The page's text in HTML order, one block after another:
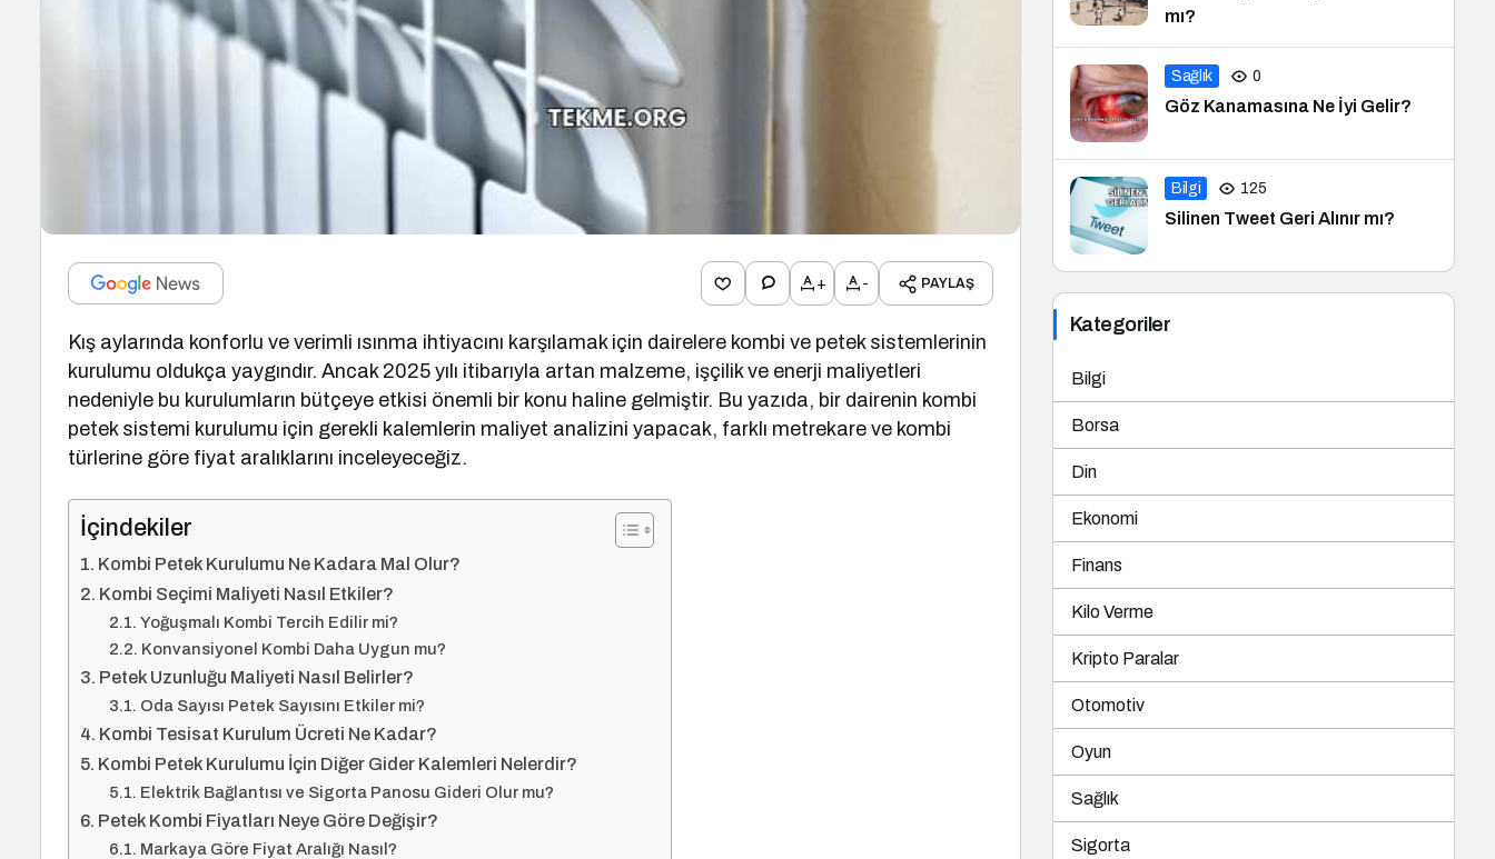
+ - PAYLAŞ
Kış aylarında konforlu ve verimli ısınma ihtiyacını karşılamak için dairelere kombi ve petek sistemlerinin
kurulumu oldukça yaygındır. Ancak 2025 yılı itibarıyla artan malzeme, işçilik ve enerji maliyetleri
nedeniyle bu kurulumların bütçeye etkisi önemli bir konu haline gelmiştir. Bu yazıda, bir dairenin kombi
petek sistemi kurulumu için gerekli kalemlerin maliyet analizini yapacak, farklı metrekare ve kombi
türlerine göre fiyat aralıklarını inceleyeceğiz.
İçindekiler
Kombi Petek Kurulumu Ne Kadara Mal Olur?
Kombi Seçimi Maliyeti Nasıl Etkiler?
Yoğuşmalı Kombi Tercih Edilir mi?
Konvansiyonel Kombi Daha Uygun mu?
Petek Uzunluğu Maliyeti Nasıl Belirler?
Oda Sayısı Petek Sayısını Etkiler mi?
Kombi Tesisat Kurulum Ücreti Ne Kadar?
Kombi Petek Kurulumu İçin Diğer Gider Kalemleri Nelerdir?
Elektrik Bağlantısı ve Sigorta Panosu Gideri Olur mu?
Petek Kombi Fiyatları Neye Göre Değişir?
Markaya Göre Fiyat Aralığı Nasıl?
mı?
Sağlık 0
Göz Kanamasına Ne İyi Gelir?
Bilgi 125
Silinen Tweet Geri Alınır mı?
Kategoriler
Bilgi
Borsa
Din
Ekonomi
Finans
Kilo Verme
Kripto Paralar
Otomotiv
Oyun
Sağlık
Sigorta